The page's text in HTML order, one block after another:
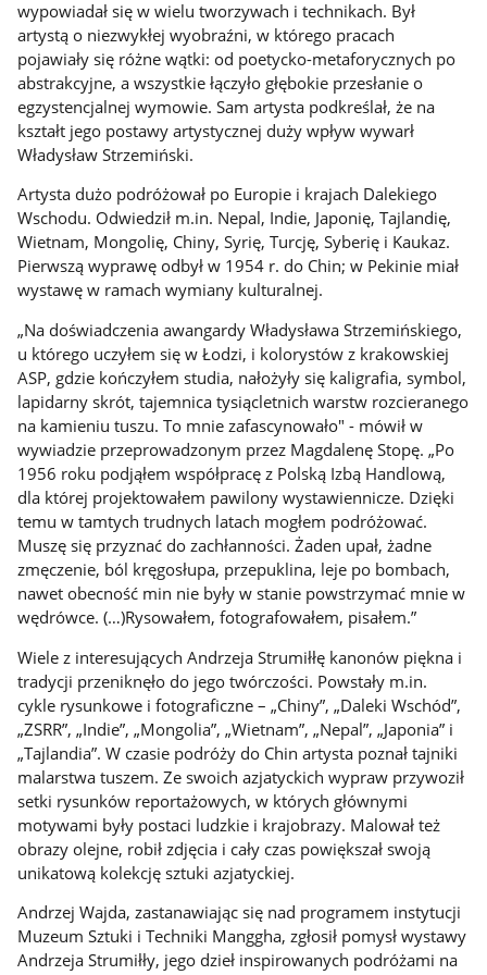
wypowiadał się w wielu tworzywach i technikach. Był
artystą o niezwykłej wyobraźni, w którego pracach
pojawiały się różne wątki: od poetycko-metaforycznych po
abstrakcyjne, a wszystkie łączyło głębokie przesłanie o
egzystencjalnej wymowie. Sam artysta podkreślał, że na
kształt jego postawy artystycznej duży wpływ wywarł
Władysław Strzemiński.
Artysta dużo podróżował po Europie i krajach Dalekiego
Wschodu. Odwiedził m.in. Nepal, Indie, Japonię, Tajlandię,
Wietnam, Mongolię, Chiny, Syrię, Turcję, Syberię i Kaukaz.
Pierwszą wyprawę odbył w 1954 r. do Chin; w Pekinie miał
wystawę w ramach wymiany kulturalnej.
„Na doświadczenia awangardy Władysława Strzemińskiego,
u którego uczyłem się w Łodzi, i kolorystów z krakowskiej
ASP, gdzie kończyłem studia, nałożyły się kaligrafia, symbol,
lapidarny skrót, tajemnica tysiącletnich warstw rozcieranego
na kamieniu tuszu. To mnie zafascynowało" - mówił w
wywiadzie przeprowadzonym przez Magdalenę Stopę. „Po
1956 roku podjąłem współpracę z Polską Izbą Handlową,
dla której projektowałem pawilony wystawiennicze. Dzięki
temu w tamtych trudnych latach mogłem podróżować.
Muszę się przyznać do zachłanności. Żaden upał, żadne
zmęczenie, ból kręgosłupa, przepuklina, leje po bombach,
nawet obecność min nie były w stanie powstrzymać mnie w
wędrówce. (…)Rysowałem, fotografowałem, pisałem.”
Wiele z interesujących Andrzeja Strumiłłę kanonów piękna i
tradycji przeniknęło do jego twórczości. Powstały m.in.
cykle rysunkowe i fotograficzne – „Chiny”, „Daleki Wschód”,
„ZSRR”, „Indie”, „Mongolia”, „Wietnam”, „Nepal”, „Japonia” i
„Tajlandia”. W czasie podróży do Chin artysta poznał tajniki
malarstwa tuszem. Ze swoich azjatyckich wypraw przywoził
setki rysunków reportażowych, w których głównymi
motywami były postaci ludzkie i krajobrazy. Malował też
obrazy olejne, robił zdjęcia i cały czas powiększał swoją
unikatową kolekcję sztuki azjatyckiej.
Andrzej Wajda, zastanawiając się nad programem instytucji
Muzeum Sztuki i Techniki Manggha, zgłosił pomysł wystawy
Andrzeja Strumiłły, jego dzieł inspirowanych podróżami na